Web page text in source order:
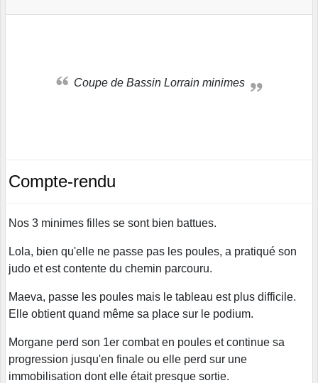
Coupe de Bassin Lorrain minimes
Compte-rendu
Nos 3 minimes filles se sont bien battues.
Lola, bien qu'elle ne passe pas les poules, a pratiqué son
judo et est contente du chemin parcouru.
Maeva, passe les poules mais le tableau est plus difficile.
Elle obtient quand même sa place sur le podium.
Morgane perd son 1er combat en poules et continue sa
progression jusqu'en finale ou elle perd sur une
immobilisation dont elle était presque sortie.